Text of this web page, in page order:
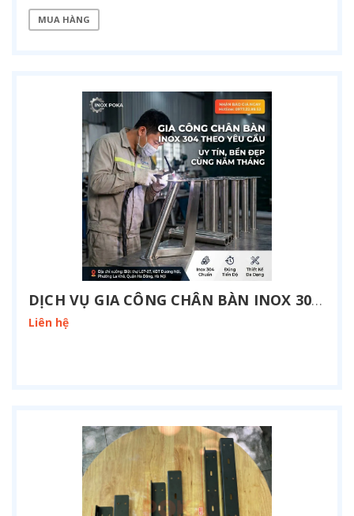
MUA HÀNG
DỊCH VỤ GIA CÔNG CHÂN BÀN INOX 304 THEO YÊU CẦU TẠI HÀ NỘI
Liên hệ